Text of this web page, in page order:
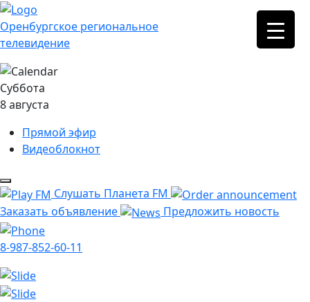
Оренбургское региональное
телевидение
Суббота
8 августа
Прямой эфир
Видеоблокнот
Слушать Планета FM
Заказать объявление
Предложить новость
8-987-852-60-11